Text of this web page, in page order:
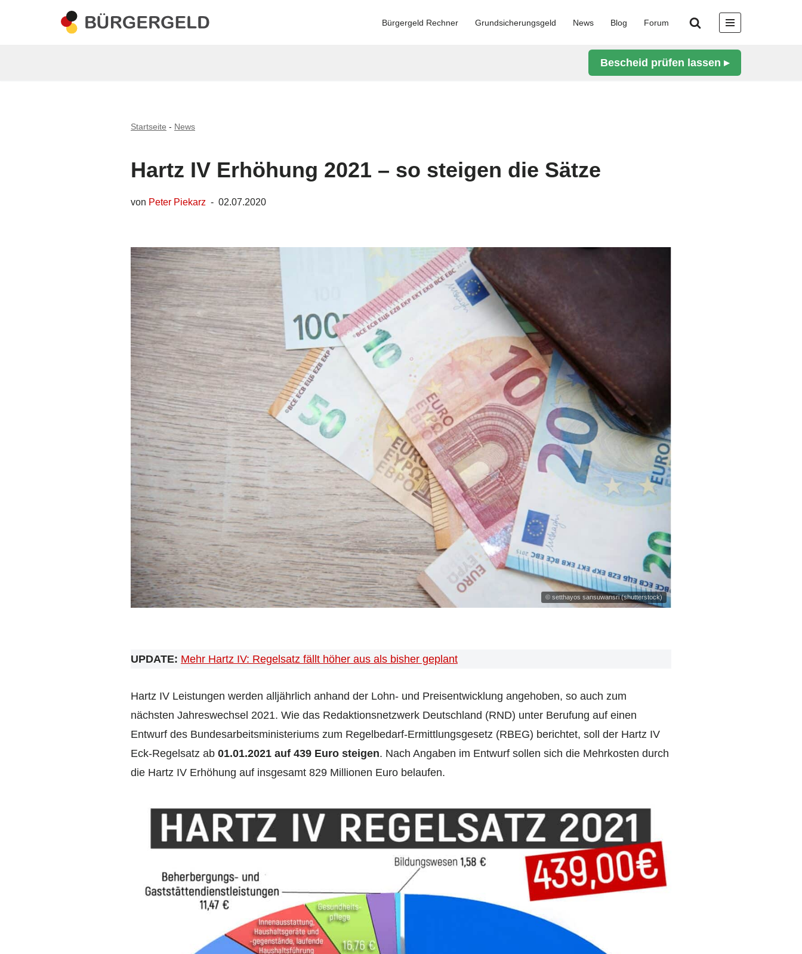
Bürgergeld Rechner Grundsicherungsgeld News Blog Forum
Bescheid prüfen lassen ▸
Startseite - News
Hartz IV Erhöhung 2021 – so steigen die Sätze
von Peter Piekarz 02.07.2020
© setthayos sansuwansri (shutterstock)
UPDATE: Mehr Hartz IV: Regelsatz fällt höher aus als bisher geplant
Hartz IV Leistungen werden alljährlich anhand der Lohn- und Preisentwicklung angehoben, so auch zum
nächsten Jahreswechsel 2021. Wie das Redaktionsnetzwerk Deutschland (RND) unter Berufung auf einen
Entwurf des Bundesarbeitsministeriums zum Regelbedarf-Ermittlungsgesetz (RBEG) berichtet, soll der Hartz IV
Eck-Regelsatz ab 01.01.2021 auf 439 Euro steigen. Nach Angaben im Entwurf sollen sich die Mehrkosten durch
die Hartz IV Erhöhung auf insgesamt 829 Millionen Euro belaufen.